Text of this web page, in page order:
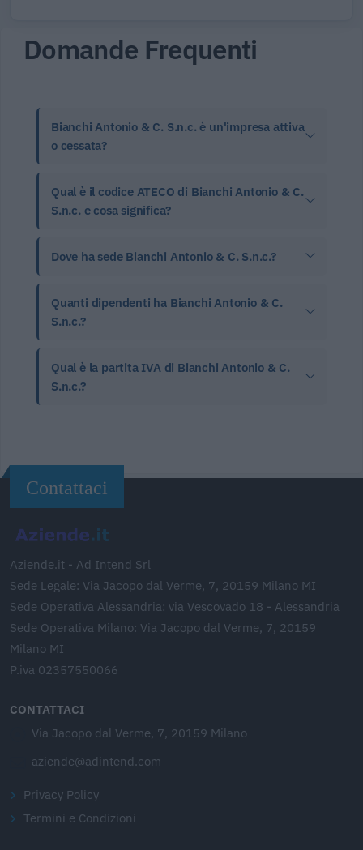
Domande Frequenti
Bianchi Antonio & C. S.n.c. è un'impresa attiva
o cessata?
Qual è il codice ATECO di Bianchi Antonio & C.
S.n.c. e cosa significa?
Dove ha sede Bianchi Antonio & C. S.n.c.?
Quanti dipendenti ha Bianchi Antonio & C.
S.n.c.?
Qual è la partita IVA di Bianchi Antonio & C.
S.n.c.?
Contattaci
Aziende.it - Ad Intend Srl
Sede Legale: Via Jacopo dal Verme, 7, 20159 Milano MI
Sede Operativa Alessandria: via Vescovado 18 - Alessandria
Sede Operativa Milano: Via Jacopo dal Verme, 7, 20159
Milano MI
P.iva 02357550066
CONTATTACI
Via Jacopo dal Verme, 7, 20159 Milano
aziende@adintend.com
Privacy Policy
Termini e Condizioni